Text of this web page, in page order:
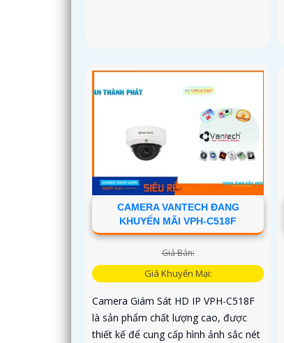
CAMERA VANTECH ĐANG
KHUYẾN MÃI VPH-C518F
Giá Bán:
Giá Khuyến Mại:
Camera Giám Sát HD IP VPH-C518F
là sản phẩm chất lượng cao, được
thiết kế để cung cấp hình ảnh sắc nét